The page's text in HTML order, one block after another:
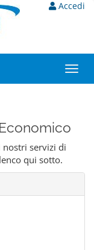
Accedi
nostri servizi di
qui sotto.